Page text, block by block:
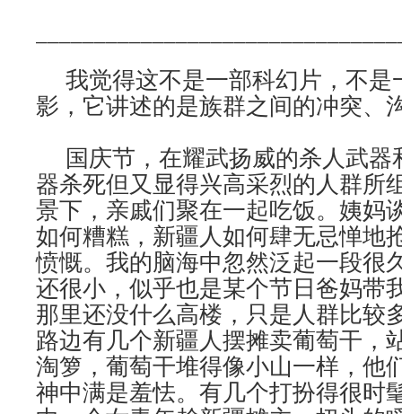
我觉得这不是一部科幻片，不是
影，它讲述的是族群之间的冲突、
国庆节，在耀武扬威的杀人武器
器杀死但又显得兴高采烈的人群所
景下，亲戚们聚在一起吃饭。姨妈
如何糟糕，新疆人如何肆无忌惮地
愤慨。我的脑海中忽然泛起一段很
还很小，似乎也是某个节日爸妈带
那里还没什么高楼，只是人群比较
路边有几个新疆人摆摊卖葡萄干，
淘箩，葡萄干堆得像小山一样，他
神中满是羞怯。有几个打扮得很时